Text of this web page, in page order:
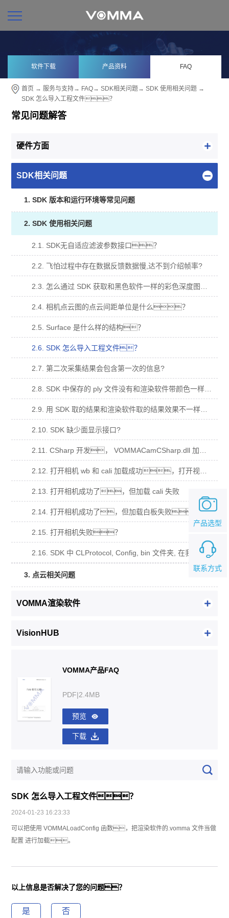
软件下载 产品资料 FAQ
首页 →服务与支持→ FAQ→SDK相关问题 →SDK 使用相关问题 →
SDK 怎么导入工程文件？
常见问题解答
硬件方面
SDK相关问题
1. SDK 版本和运行环境等常见问题
2. SDK 使用相关问题
2.1. SDK无自适应滤波参数接口？
2.2. 飞怕过程中存在数据反馈数据慢,达不到介绍帧率?
2.4. 相机点云图的点云间距单位是什么？
2.5. Surface 是什么样的结构？
2.6. SDK 怎么导入工程文件？
2.7. 第二次采集结果会包含第一次的信息?
2.10. SDK 缺少面显示接口?
2.13. 打开相机成功了，但加载 cali 失败
2.14. 打开相机成功了，但加载白板失败。
2.15. 打开相机失败？
2.16. SDK 中 CLProtocol, Config, bin 文件夹, 在我的工程中的用法？
3. 点云相关问题
VOMMA渲染软件
VisionHUB
VOMMA产品FAQ
PDF|2.4MB
预览
下载
SDK 怎么导入工程文件？
2024-01-23 16:23:33
可以把使用 VOMMALoadConfig 函数，把渲染软件的.vomma 文件当做
配置 进行加载。
以上信息是否解决了您的问题？
是 否
联系方式
产品选型